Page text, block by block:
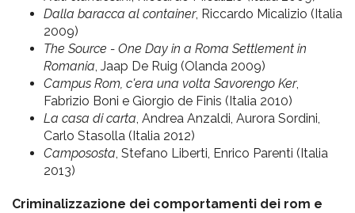
Dalla baracca al container, Riccardo Micalizio (Italia
2009)
The Source - One Day in a Roma Settlement in
Romania, Jaap De Ruig (Olanda 2009)
Campus Rom, c'era una volta Savorengo Ker,
Fabrizio Boni e Giorgio de Finis (Italia 2010)
La casa di carta, Andrea Anzaldi, Aurora Sordini,
Carlo Stasolla (Italia 2012)
Campososta, Stefano Liberti, Enrico Parenti (Italia
2013)
Criminalizzazione dei comportamenti dei rom e